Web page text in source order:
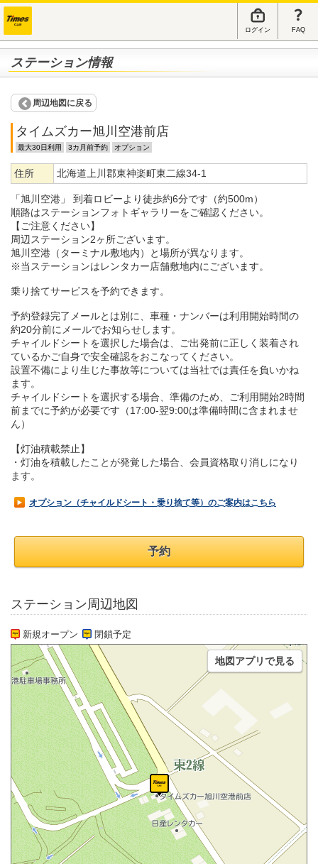
ログイン FAQ
ステーション情報
周辺地図に戻る
タイムズカー旭川空港前店
最大30日利用 3カ月前予約 オプション
住所 北海道上川郡東神楽町東二線34-1
「旭川空港」 到着ロビーより徒歩約6分です（約500m）
順路はステーションフォトギャラリーをご確認ください。
【ご注意ください】
周辺ステーション2ヶ所ございます。
旭川空港（ターミナル敷地内）と場所が異なります。
※当ステーションはレンタカー店舗敷地内にございます。
乗り捨てサービスを予約できます。
予約登録完了メールとは別に、車種・ナンバーは利用開始時間の
約20分前にメールでお知らせします。
チャイルドシートを選択した場合は、ご出発前に正しく装着され
ているかご自身で安全確認をおこなってください。
設置不備により生じた事故等については当社では責任を負いかね
ます。
チャイルドシートを選択する場合、準備のため、ご利用開始2時間
前までに予約が必要です（17:00-翌9:00は準備時間に含まれませ
ん）
【灯油積載禁止】
・灯油を積載したことが発覚した場合、会員資格取り消しになり
ます。
オプション（チャイルドシート・乗り捨て等）のご案内はこちら
予約
ステーション周辺地図
新規オープン 閉鎖予定
地図アプリで見る